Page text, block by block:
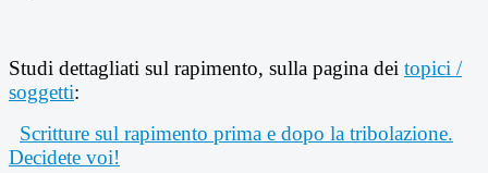
Studi dettagliati sul rapimento, sulla pagina dei topici /
soggetti:
Scritture sul rapimento prima e dopo la tribolazione.
Decidete voi!